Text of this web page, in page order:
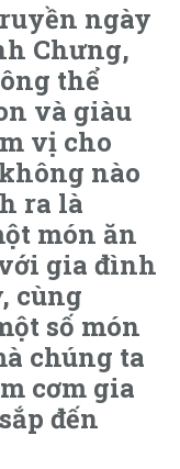
ngày
Chưng,
thể
và giàu
vị cho
nào
ra là
món ăn
gia đình
cùng
số món
chúng ta
cơm gia
đến